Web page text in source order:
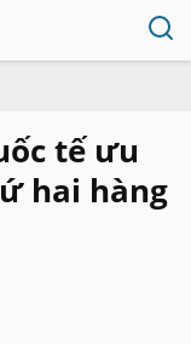
tế ưu
hai hàng